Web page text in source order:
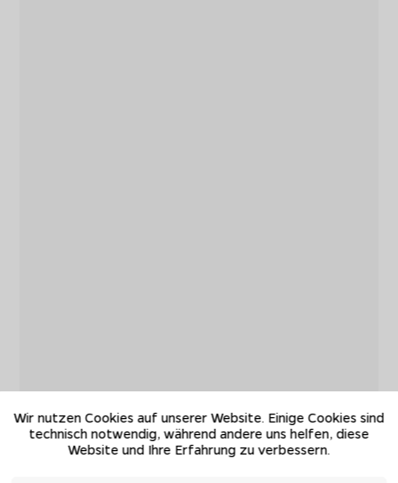
Wir nutzen Cookies auf unserer Website. Einige Cookies sind
technisch notwendig, während andere uns helfen, diese
Website und Ihre Erfahrung zu verbessern.